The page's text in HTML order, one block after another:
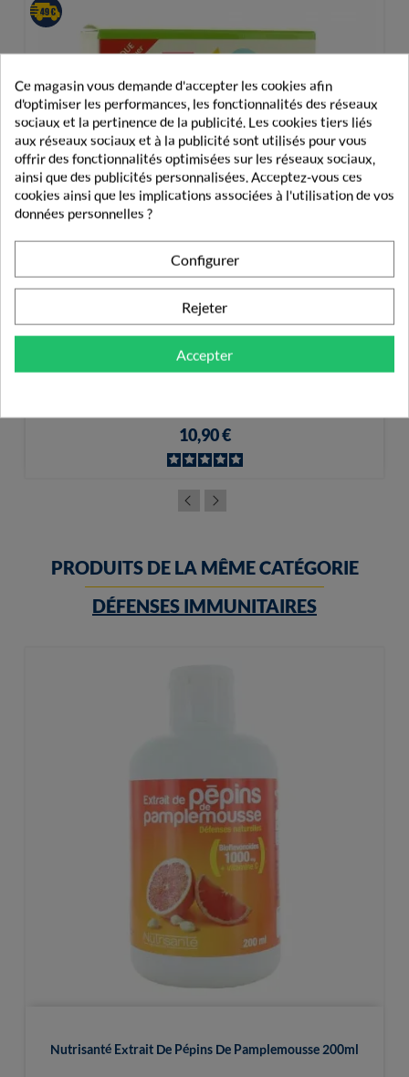
10,90 €
PRODUITS DE LA MÊME CATÉGORIE
DÉFENSES IMMUNITAIRES
Nutrisanté Extrait De Pépins De Pamplemousse 200ml
Ce magasin vous demande d'accepter les cookies afin
d'optimiser les performances, les fonctionnalités des réseaux
sociaux et la pertinence de la publicité. Les cookies tiers liés
aux réseaux sociaux et à la publicité sont utilisés pour vous
offrir des fonctionnalités optimisées sur les réseaux sociaux,
ainsi que des publicités personnalisées. Acceptez-vous ces
cookies ainsi que les implications associées à l'utilisation de vos
données personnelles ?
Configurer
Rejeter
Accepter